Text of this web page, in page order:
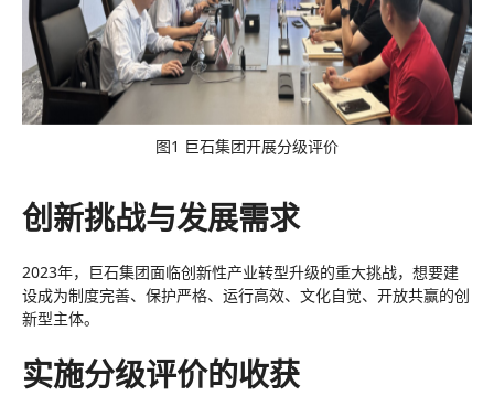
图1 巨石集团开展分级评价
创新挑战与发展需求
2023年，巨石集团面临创新性产业转型升级的重大挑战，想要建
设成为制度完善、保护严格、运行高效、文化自觉、开放共赢的创
新型主体。
实施分级评价的收获